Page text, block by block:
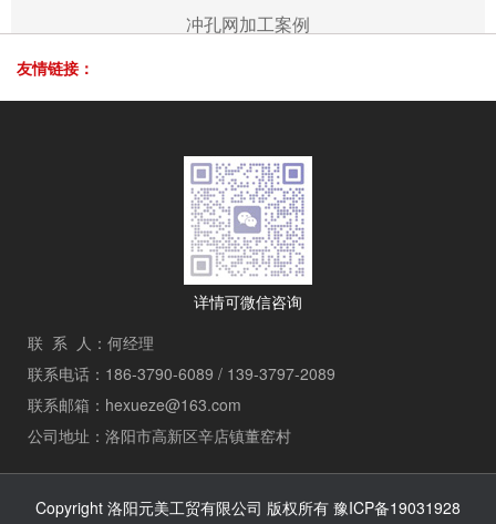
冲孔网加工案例
友情链接：
详情可微信咨询
联 系 人：何经理
联系电话：186-3790-6089 / 139-3797-2089
联系邮箱：hexueze@163.com
公司地址：洛阳市高新区辛店镇董窑村
Copyright 洛阳元美工贸有限公司 版权所有 豫ICP备19031928